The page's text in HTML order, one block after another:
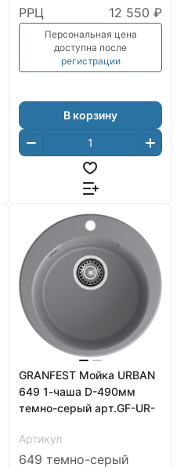
РРЦ 12 550 ₽
Персональная цена
доступна после
регистрации
В корзину
GRANFEST Мойка URBAN
649 1-чаша D-490мм
темно-серый арт.GF-UR-
Артикул
649 темно-серый